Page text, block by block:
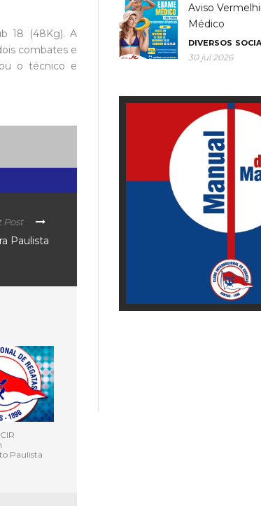
18 (48Kg). A
combates e
o técnico e
Post
Paulista
Paulista
Aviso
Médico
DIVERSOS
30 jul 2026